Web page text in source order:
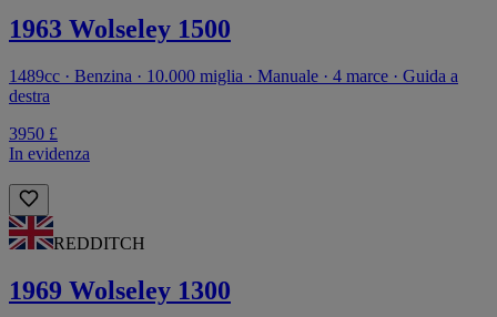
1963 Wolseley 1500
1489cc · Benzina · 10.000 miglia · Manuale · 4 marce · Guida a
destra
3950 £
In evidenza
REDDITCH
1969 Wolseley 1300